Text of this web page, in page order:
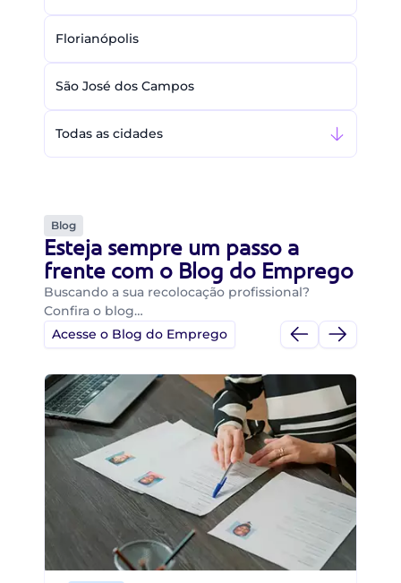
Florianópolis
São José dos Campos
Todas as cidades
Blog
Esteja sempre um passo a
frente com o Blog do Emprego
Buscando a sua recolocação profissional?
Confira o blog…
Acesse o Blog do Emprego